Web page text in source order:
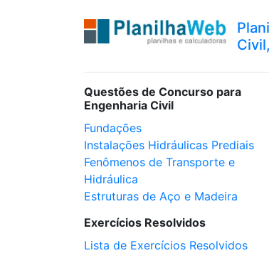
Questões de Concurso para
Engenharia Civil
Fundações
Instalações Hidráulicas Prediais
Fenômenos de Transporte e
Hidráulica
Estruturas de Aço e Madeira
Exercícios Resolvidos
Lista de Exercícios Resolvidos